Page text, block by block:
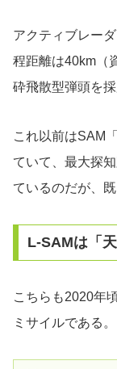
アクティブレー
程距離は40km（
砕飛散型弾頭を
これ以前はSAM
ていて、最大探
ているのだが、
L-SAMは「
こちらも2020年
ミサイルである。